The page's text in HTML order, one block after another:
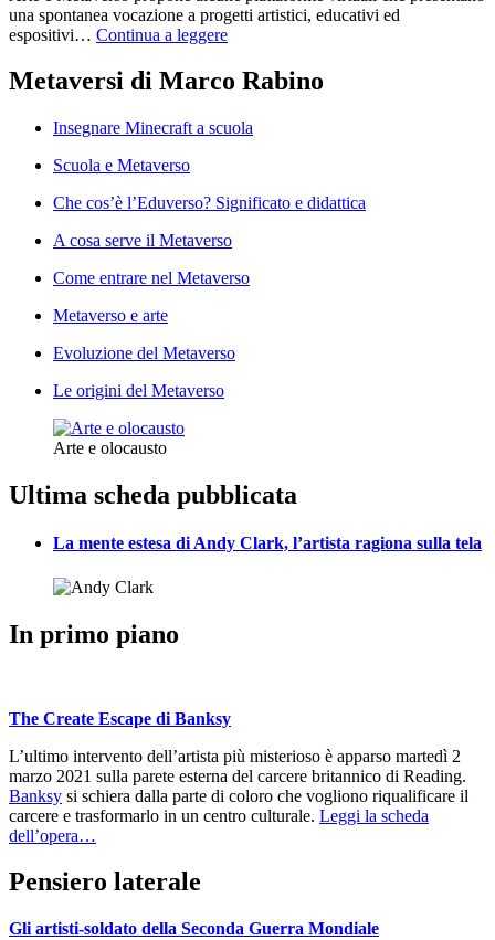
una spontanea vocazione a progetti artistici, educativi ed
espositivi… Continua a leggere
Metaversi di Marco Rabino
Insegnare Minecraft a scuola
Scuola e Metaverso
Che cos’è l’Eduverso? Significato e didattica
A cosa serve il Metaverso
Come entrare nel Metaverso
Metaverso e arte
Evoluzione del Metaverso
Le origini del Metaverso
Arte e olocausto
Ultima scheda pubblicata
La mente estesa di Andy Clark, l’artista ragiona sulla tela
In primo piano
The Create Escape di Banksy
L’ultimo intervento dell’artista più misterioso è apparso martedì 2
marzo 2021 sulla parete esterna del carcere britannico di Reading.
Banksy si schiera dalla parte di coloro che vogliono riqualificare il
carcere e trasformarlo in un centro culturale. Leggi la scheda
dell’opera…
Pensiero laterale
Gli artisti-soldato della Seconda Guerra Mondiale